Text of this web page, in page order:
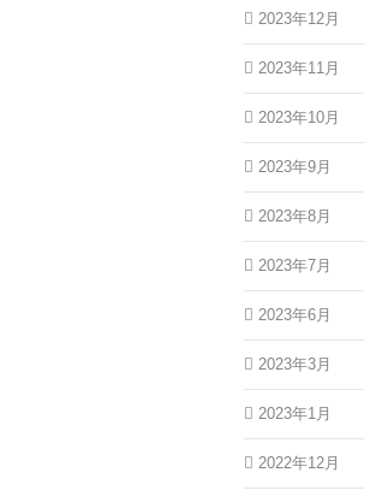
2023年12月
2023年11月
2023年10月
2023年9月
2023年8月
2023年7月
2023年6月
2023年3月
2023年1月
2022年12月